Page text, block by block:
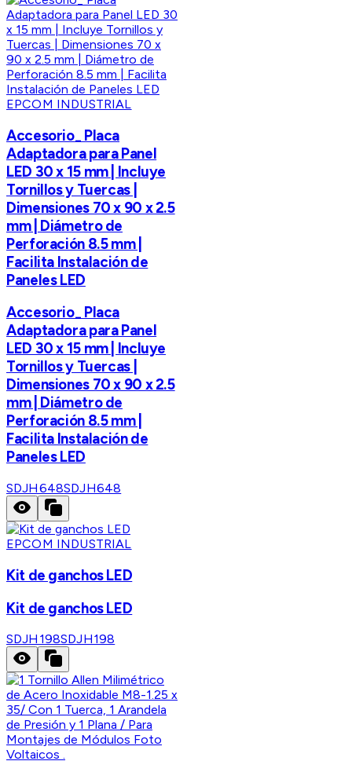
EPCOM INDUSTRIAL
Accesorio_ Placa
Adaptadora para Panel
LED 30 x 15 mm | Incluye
Tornillos y Tuercas |
Dimensiones 70 x 90 x 2.5
mm | Diámetro de
Perforación 8.5 mm |
Facilita Instalación de
Paneles LED
Accesorio_ Placa
Adaptadora para Panel
LED 30 x 15 mm | Incluye
Tornillos y Tuercas |
Dimensiones 70 x 90 x 2.5
mm | Diámetro de
Perforación 8.5 mm |
Facilita Instalación de
Paneles LED
SDJH648SDJH648
EPCOM INDUSTRIAL
Kit de ganchos LED
Kit de ganchos LED
SDJH198SDJH198